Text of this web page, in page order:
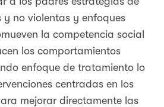
no violentas y enfoques
la competencia social
los comportamientos
enfoque de tratamiento lo
centradas en los
mejorar directamente las